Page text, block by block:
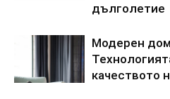
дълголетие
Модерен дом
качеството